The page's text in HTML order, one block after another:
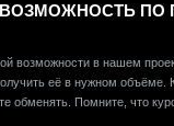
ПО
возможности в нашем
её в нужном объёме.
обменять. Помните, что